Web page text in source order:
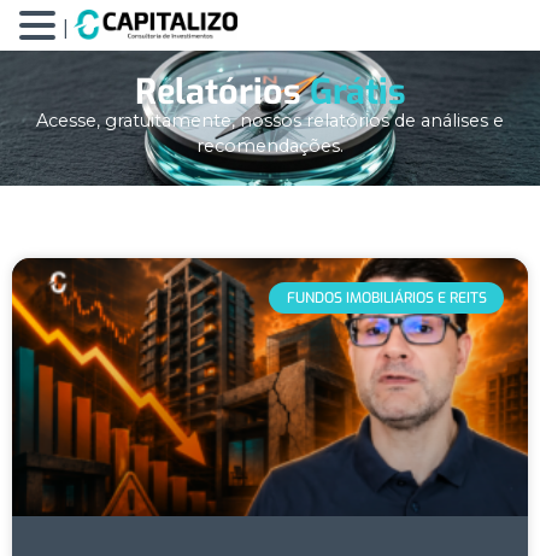
RelatóriosGrátis
Acesse, gratuitamente, nossos relatórios de análises e
recomendações.​​
FUNDOS IMOBILIÁRIOS E REITS